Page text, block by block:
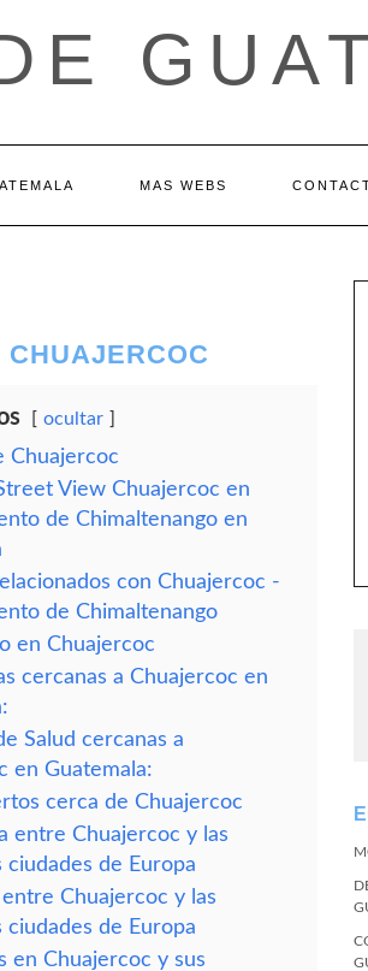
MAS WEBS
CHUAJERCOC
ocultar
Chuajercoc
View Chuajercoc en
de Chimaltenango en
con Chuajercoc -
de Chimaltenango
en Chuajercoc
cercanas a Chuajercoc en
Salud cercanas a
en Guatemala:
cerca de Chuajercoc
entre Chuajercoc y las
ciudades de Europa
entre Chuajercoc y las
ciudades de Europa
en Chuajercoc y sus